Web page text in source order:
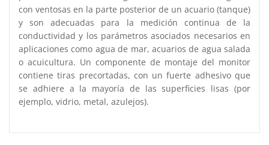
con ventosas en la parte posterior de un acuario (tanque)
y son adecuadas para la medición continua de la
conductividad y los parámetros asociados necesarios en
aplicaciones como agua de mar, acuarios de agua salada
o acuicultura. Un componente de montaje del monitor
contiene tiras precortadas, con un fuerte adhesivo que
se adhiere a la mayoría de las superficies lisas (por
ejemplo, vidrio, metal, azulejos).